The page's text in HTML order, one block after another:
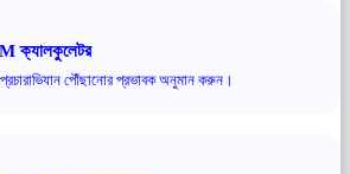
ক্যালকুলেটর
পৌঁছানোর প্রভাবক অনুমান করুন।